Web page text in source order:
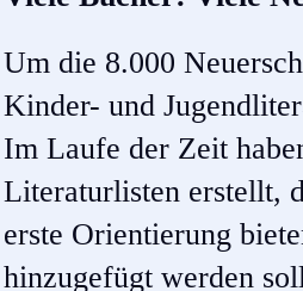
Um die 8.000
Kinder- und
Im Laufe der Zeit
Literaturlisten erstellt,
erste Orientierung
hinzugefügt werden